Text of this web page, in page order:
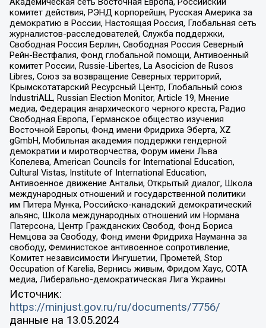
комитет действия, РЭНД корпорейшн, Русская Америка за
демократию в России, Настоящая Россия, Глобальная сеть
журналистов-расследователей, Служба поддержки,
Свободная Россия Берлин, Свободная Россия Северный
Рейн-Вестфалия, Фонд глобальной помощи, Антивоенный
комитет России, Russie-Libertes, La Asocicion de Rusos
Libres, Союз за возвращение Северных территорий,
Крымскотатарский Ресурсный Центр, Глобальный союз
IndustriALL, Russian Election Monitor, Article 19, Мнение
медиа, Федерация анархического черного креста, Радио
Свободная Европа, Германское общество изучения
Восточной Европы, Фонд имени Фридриха Эберта, XZ
gGmbH, Мобильная академия поддержки гендерной
демократии и миротворчества, Форум имени Льва
Копелева, American Councils for International Education,
Cultural Vistas, Institute of International Education,
Антивоенное движение Антальи, Открытый диалог, Школа
международных отношений и государственной политики
им Питера Мунка, Российско-канадский демократический
альянс, Школа международных отношений им Нормана
Патерсона, Центр Гражданских Свобод, Фонд Бориса
Немцова за Свободу, Фонд имени Фридриха Науманна за
свободу, Феминистское антивоенное сопротивление,
Комитет независимости Ингушетии, Прометей, Stop
Occupation of Karelia, Вернись живым, Фридом Хаус, СОТА
медиа, Либерально-демократическая Лига Украины
Источник:
https://minjust.gov.ru/ru/documents/7756/
данные на 13.05.2024